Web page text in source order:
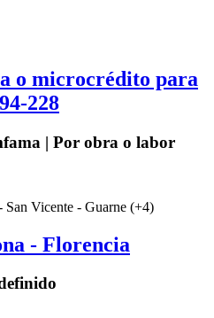
o microcrédito para
228
| Por obra o labor
Vicente - Guarne (+4)
- Florencia